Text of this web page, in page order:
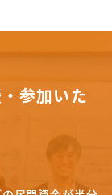
参加いた